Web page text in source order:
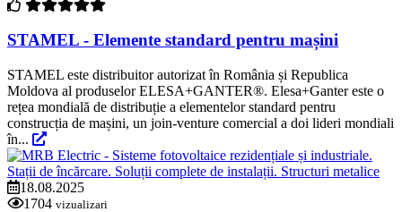
STAMEL - Elemente standard pentru mașini
STAMEL este distribuitor autorizat în România și Republica
Moldova al produselor ELESA+GANTER®. Elesa+Ganter este o
rețea mondială de distribuție a elementelor standard pentru
construcția de mașini, un join-venture comercial a doi lideri mondiali
în...
18.08.2025
1704 vizualizari